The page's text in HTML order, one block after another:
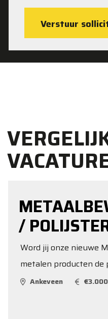
Verstuur
/
Word jij onze nieuwe
metalen producten
Ankeveen